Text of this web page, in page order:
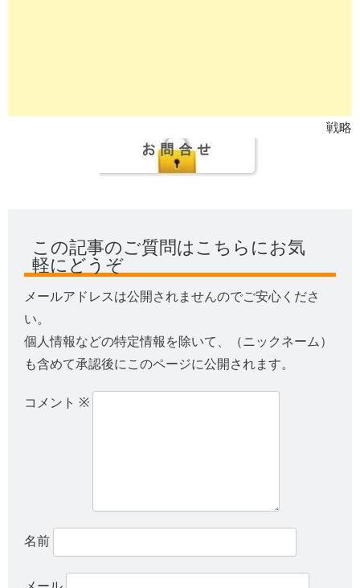
戦略
この記事のご質問はこちらにお気
軽にどうぞ
メールアドレスは公開されませんのでご安心くださ
い。
個人情報などの特定情報を除いて、（ニックネーム）
も含めて承認後にこのページに公開されます。
コメント ※
名前